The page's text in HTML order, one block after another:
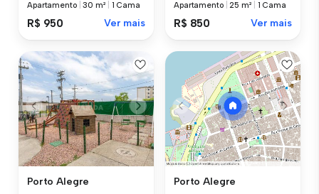
Apartamento |30 m² 1 Cama
R$ 950 Ver mais
Apartamento |25 m² 1 Cama
R$ 850 Ver mais
Porto Alegre Porto Alegre